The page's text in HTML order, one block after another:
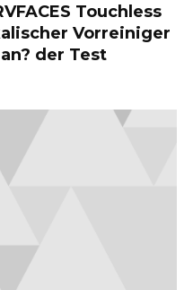
Touchless
Vorreiniger
der Test